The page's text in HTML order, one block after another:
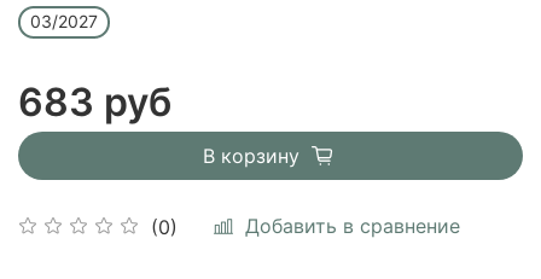
(0) Добавить в сравнение
03/2027
683 руб
В корзину